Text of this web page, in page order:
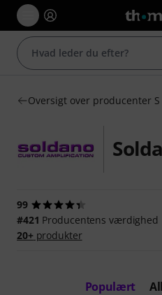
Oversigt over producenter S
99
#421 Producentens værdighed
20+produkter
Populært